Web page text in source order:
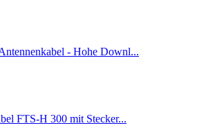
- Hohe Downl...
FTS-H 300 mit Stecker...